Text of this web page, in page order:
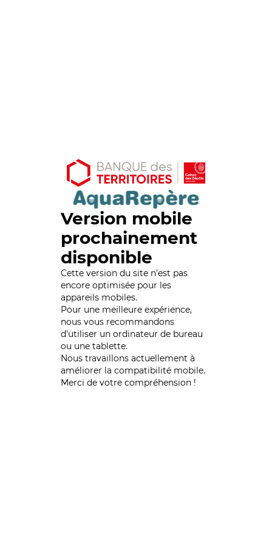
Version mobile
prochainement
disponible
Cette version du site n’est pas
encore optimisée pour les
appareils mobiles.
Pour une meilleure expérience,
nous vous recommandons
d'utiliser un ordinateur de bureau
ou une tablette.
Nous travaillons actuellement à
améliorer la compatibilité mobile.
Merci de votre compréhension !